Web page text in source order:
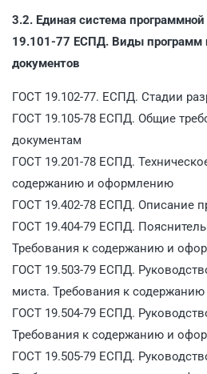
3.2. Единая система
19.101-77 ЕСПД. Виды программ
документов
ГОСТ 19.102-77. ЕСПД. Стадии
ГОСТ 19.105-78 ЕСПД. Общие
документам
ГОСТ 19.201-78 ЕСПД.
содержанию и оформлению
ГОСТ 19.402-78 ЕСПД. Описание
ГОСТ 19.404-79 ЕСПД.
Требования к содержанию и
ГОСТ 19.503-79 ЕСПД.
миста. Требования к
ГОСТ 19.504-79 ЕСПД.
Требования к содержанию и
ГОСТ 19.505-79 ЕСПД.